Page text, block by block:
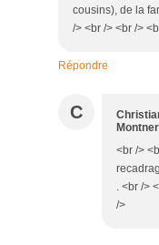
cousins), de la
/> <br /> <br />
Répondre
C
Montner
<br />
. <br />
/>